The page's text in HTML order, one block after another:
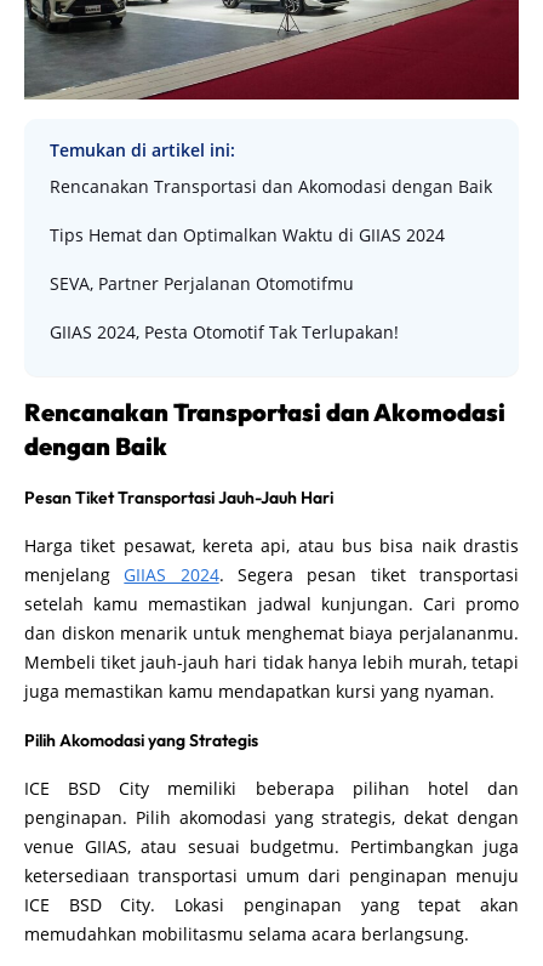
Temukan di artikel ini:
Rencanakan Transportasi dan Akomodasi dengan Baik
Tips Hemat dan Optimalkan Waktu di GIIAS 2024
SEVA, Partner Perjalanan Otomotifmu
GIIAS 2024, Pesta Otomotif Tak Terlupakan!
Rencanakan Transportasi dan Akomodasi
dengan Baik
Pesan Tiket Transportasi Jauh-Jauh Hari
Harga tiket pesawat, kereta api, atau bus bisa naik drastis
menjelangGIIAS 2024. Segera pesan tiket transportasi
setelah kamu memastikan jadwal kunjungan. Cari promo
dan diskon menarik untuk menghemat biaya perjalananmu.
Membeli tiket jauh-jauh hari tidak hanya lebih murah, tetapi
juga memastikan kamu mendapatkan kursi yang nyaman.
Pilih Akomodasi yang Strategis
ICE BSD City memiliki beberapa pilihan hotel dan
penginapan. Pilih akomodasi yang strategis, dekat dengan
venue GIIAS, atau sesuai budgetmu. Pertimbangkan juga
ketersediaan transportasi umum dari penginapan menuju
ICE BSD City. Lokasi penginapan yang tepat akan
memudahkan mobilitasmu selama acara berlangsung.